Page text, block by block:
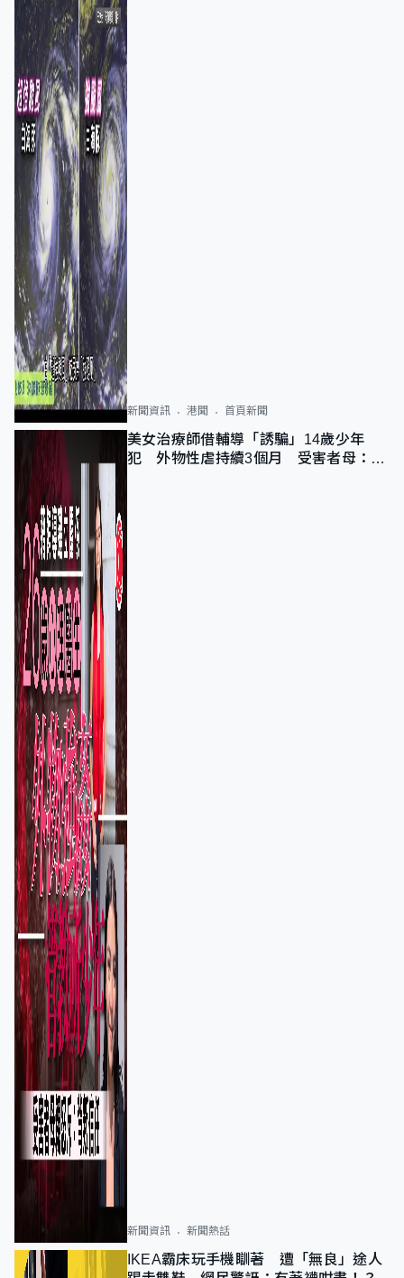
新聞資訊 港聞 首頁新聞
美女治療師借輔導「誘騙」14歲少年
犯 外物性虐持續3個月 受害者母：要
新聞資訊 新聞熱話
IKEA霸床玩手機瞓著 遭「無良」途人